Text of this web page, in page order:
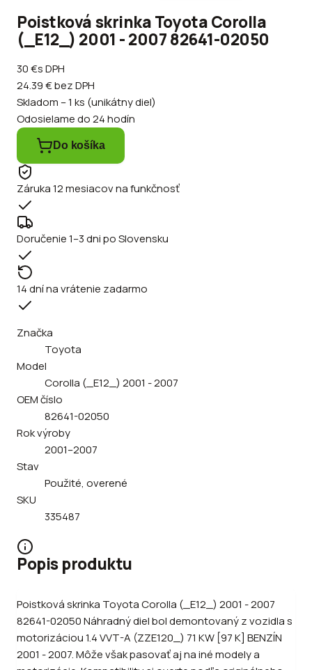
Poistková skrinka Toyota Corolla
(_E12_) 2001 - 2007 82641-02050
30 €s DPH
24.39 €bez DPH
Skladom – 1 ks (unikátny diel)
Odosielame do 24 hodín
Do košíka
Záruka 12 mesiacov na funkčnosť
Doručenie 1–3 dni po Slovensku
14 dní na vrátenie zadarmo
Značka
Toyota
Model
Corolla (_E12_) 2001 - 2007
OEM číslo
82641-02050
Rok výroby
2001–2007
Stav
Použité, overené
SKU
335487
Popis produktu
Poistková skrinka Toyota Corolla (_E12_) 2001 - 2007
82641-02050 Náhradný diel bol demontovaný z vozidla s
motorizáciou 1.4 VVT-A (ZZE120_) 71 KW [97 K] BENZÍN
2001 - 2007. Môže však pasovať aj na iné modely a